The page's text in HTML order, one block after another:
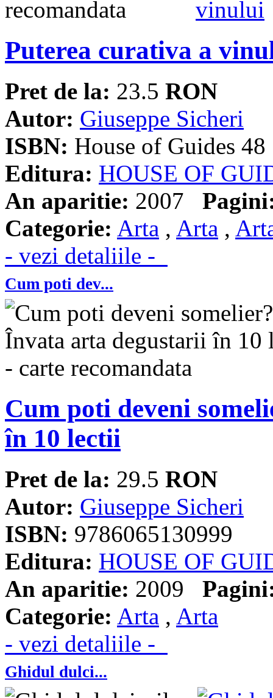
Puterea curativa a
Pret de la: 23.5 RON
Autor: Giuseppe Sicheri
ISBN: House of Guides 48
Editura: HOUSE OF
An aparitie: 2007
Categorie: Arta , Arta ,
- vezi detaliile -
Cum poti dev...
Cum poti deveni
în 10 lectii
Pret de la: 29.5 RON
Autor: Giuseppe Sicheri
ISBN: 9786065130999
Editura: HOUSE OF
An aparitie: 2009
Categorie: Arta , Arta
- vezi detaliile -
Ghidul dulci...